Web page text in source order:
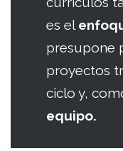
es el
presupone
proyectos
ciclo y,
equipo.